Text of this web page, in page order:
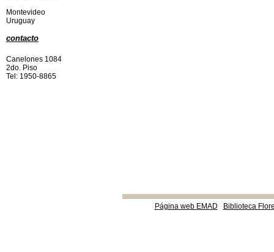
Página web EMAD Biblioteca
Montevideo
Uruguay
contacto
Canelones 1084
2do. Piso
Tel: 1950-8865